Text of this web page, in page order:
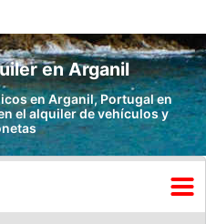
en Arganil
en Arganil, Portugal en
el alquiler de vehículos y